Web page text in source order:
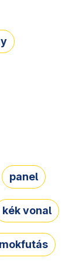
panel
kék vonal